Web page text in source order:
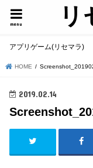
リ
menu
アプリゲーム(リセマラ)
HOME
2019.02.14